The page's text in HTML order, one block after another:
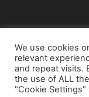
©
We use cookies
relevant
and repeat visits.
the use of ALL
"Cookie